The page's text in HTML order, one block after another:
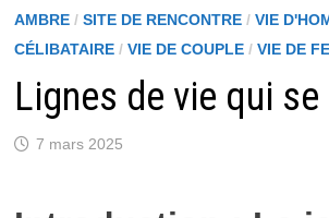
AMBRE/ SITE DE RENCONTRE/ VIE
CÉLIBATAIRE/ VIE DE COUPLE/ VIE DE
Lignes de vie qui
7 mars 2025